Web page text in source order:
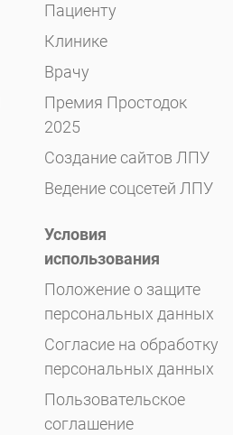
Пациенту
Клинике
Врачу
Премия Простодок
2025
Создание сайтов ЛПУ
Ведение соцсетей ЛПУ
Условия
использования
Положение о защите
персональных данных
Согласие на обработку
персональных данных
Пользовательское
соглашение